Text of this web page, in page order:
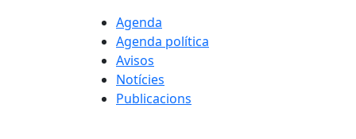
Agenda
Agenda política
Avisos
Notícies
Publicacions